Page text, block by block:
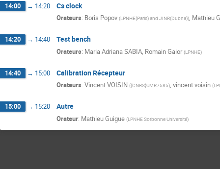
14:00 → 14:20 Cs clock
Orateurs: Boris Popov (LPNHE(Paris) and JINR(Dubna)), Mathieu
14:20 → 14:40 Test bench
Orateurs: Maria Adriana SABIA Romain Gaior (LPNHE)
14:40 → 15:00 Calibration Récepteur
Orateurs: Vincent VOISIN ({CNRS}UMR7585), vincent voisin (
15:00 → 15:20 Autre
Orateur: Mathieu Guigue (LPNHE Sorbonne Université)